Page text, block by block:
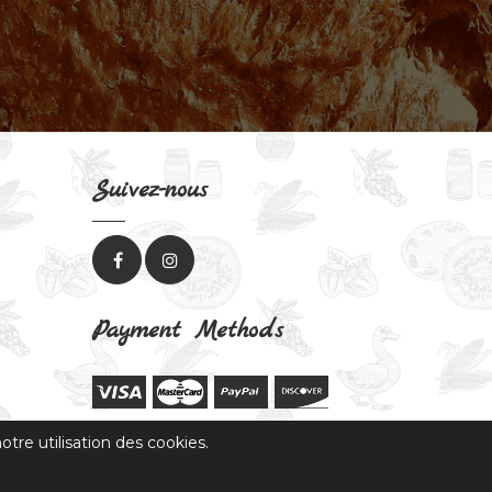
Suivez-nous
Payment Methods
utilisation des cookies.